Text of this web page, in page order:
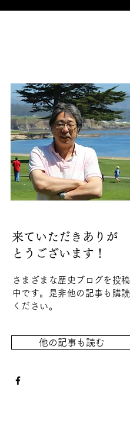
来ていただきありが
とうございます！
さまざまな歴史ブログを投稿
中です。是非他の記事も購読
ください。
他の記事も読む